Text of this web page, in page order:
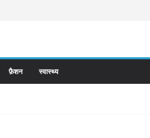
फ़ैशन स्वास्थ्य